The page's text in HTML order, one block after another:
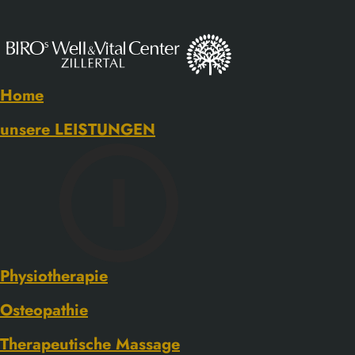
Home
unsere LEISTUNGEN
Physiotherapie
Osteopathie
Therapeutische Massage
Lasertherapie